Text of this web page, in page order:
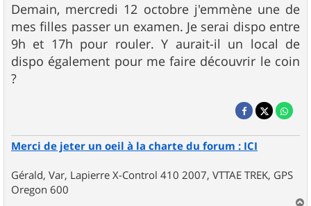
s
s
a
g
e
Demain, mercredi 12 octobre j'emmène une de
mes filles passer un examen. Je serai dispo entre
9h et 17h pour rouler. Y aurait-il un local de
dispo également pour me faire découvrir le coin
?
Merci de jeter un oeil à la charte du forum : ICI
Gérald, Var, Lapierre X-Control 410 2007, VTTAE TREK, GPS
Oregon 600